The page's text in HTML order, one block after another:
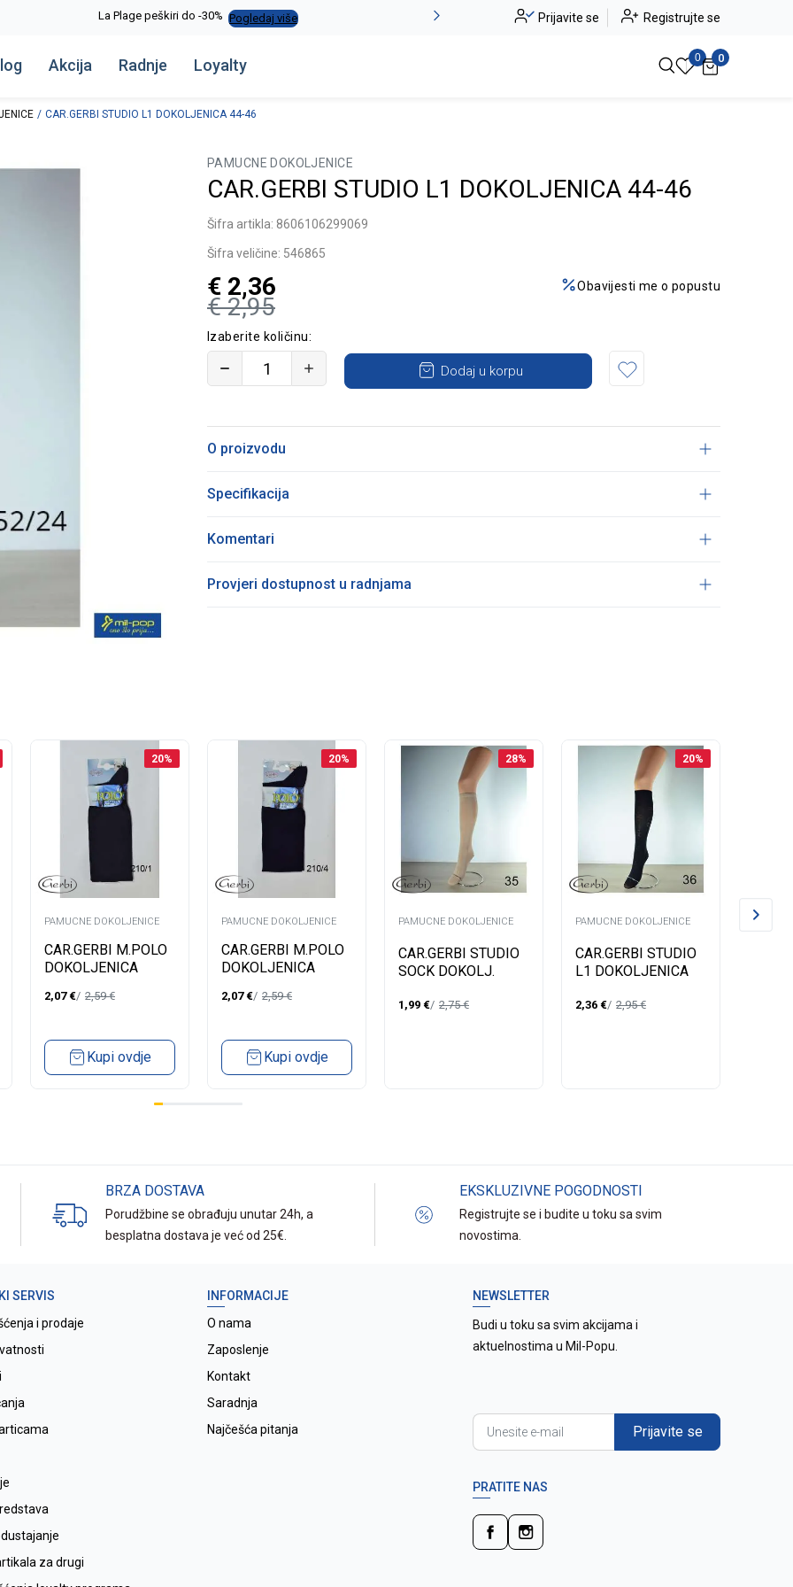
La Plage peškiri do -30% Pogledaj više Alma Ras do -50% Pogledaj više
Prijavite se Registrujte se
Akcija Radnje Loyalty 0 0
CAR.GERBI STUDIO L1 DOKOLJENICA 44-46
PAMUCNE DOKOLJENICE
CAR.GERBI STUDIO L1 DOKOLJENICA 44-46
Šifra artikla: 8606106299069
Šifra veličine: 546865
€ 2,95
€ 2,36 Obavijesti me o popustu
Izaberite količinu:
Dodaj u korpu
O proizvodu
Specifikacija
Komentari
Provjeri dostupnost u radnjama
20%
PAMUCNE DOKOLJENICE
CAR.GERBI M.POLO
DOKOLJENICA
2,07 € 2,59€
Kupi ovdje
20%
PAMUCNE DOKOLJENICE
CAR.GERBI M.POLO
DOKOLJENICA
2,07 € 2,59€
Kupi ovdje
28%
PAMUCNE DOKOLJENICE
CAR.GERBI STUDIO
SOCK DOKOLJ.
1,99 € 2,75€
20%
PAMUCNE DOKOLJENICE
CAR.GERBI STUDIO
L1 DOKOLJENICA
2,36 € 2,95€
BRZA DOSTAVA
Porudžbine se obrađuju unutar 24h, a
besplatna dostava je već od 25€.
EKSKLUZIVNE POGODNOSTI
Registrujte se i budite u toku sa svim
novostima.
SERVIS
i prodaje
za drugi
INFORMACIJE
O nama
Zaposlenje
Kontakt
Saradnja
Najčešća pitanja
NEWSLETTER
Budi u toku sa svim akcijama i
aktuelnostima u Mil-Popu.
Prijavite se
PRATITE NAS